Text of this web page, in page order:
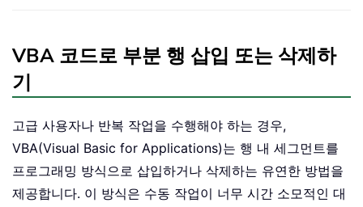
VBA 코드로 부분 행 삽입 또는 삭제하
기
고급 사용자나 반복 작업을 수행해야 하는 경우,
VBA(Visual Basic for Applications)는 행 내 세그먼트를
프로그래밍 방식으로 삽입하거나 삭제하는 유연한 방법을
제공합니다. 이 방식은 수동 작업이 너무 시간 소모적인 대